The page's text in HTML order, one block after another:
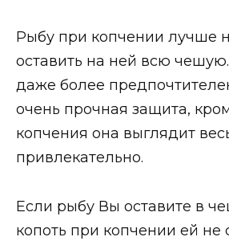
Рыбу при копчении лучше
оставить на ней всю
даже более
очень прочная защита,
копчения она выглядит
привлекательно.
Если рыбу Вы оставите в
копоть при копчении ей не